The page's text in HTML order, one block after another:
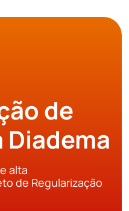
de
Diadema
alta
de Regularização